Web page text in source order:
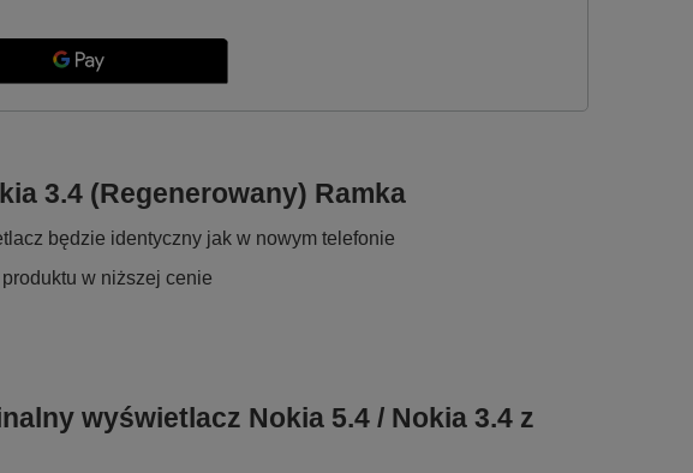
3.4 (Regenerowany) Ramka
będzie identyczny jak w nowym telefonie
w niższej cenie
wyświetlacz Nokia 5.4 / Nokia 3.4 z